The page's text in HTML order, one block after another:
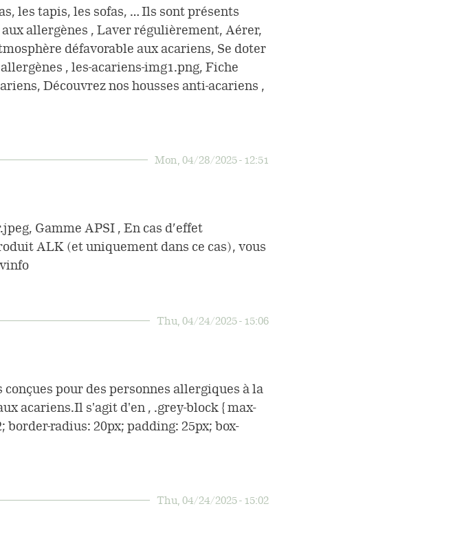
les tapis, les sofas, … Ils sont présents
allergènes , Laver régulièrement, Aérer,
défavorable aux acariens, Se doter
, les-acariens-img1.png, Fiche
Découvrez nos housses anti-acariens ,
Mon, 04/28/2025 - 12:51
Gamme APSI , En cas d’effet
ALK (et uniquement dans ce cas), vous
Thu, 04/24/2025 - 15:06
pour des personnes allergiques à la
acariens.Il s'agit d'en , .grey-block { max-
radius: 20px; padding: 25px; box-
Thu, 04/24/2025 - 15:02